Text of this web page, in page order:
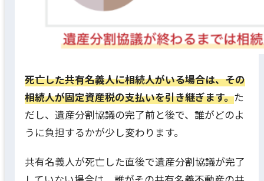
死亡した共有名義人に相続人がいる場合は、その
相続人が固定資産税の支払いを引き継ぎます。た
だし、遺産分割協議の完了前と後で、誰がどのよ
うに負担するかが少し変わります。
共有名義人が死亡した直後で遺産分割協議が完了